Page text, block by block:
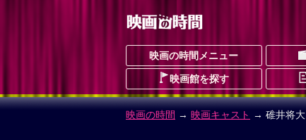
映画の時間メニュー
映画館を探す
映画の時間 → 映画キャスト → 碓井将大